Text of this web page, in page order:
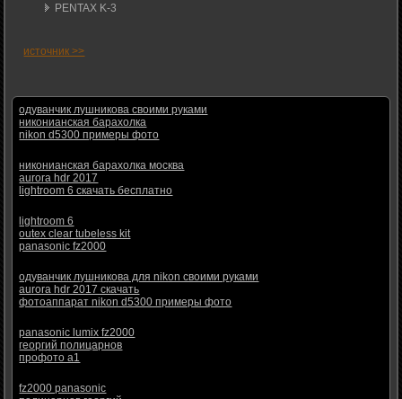
PENTAX K-3
источник >>
одуванчик лушникова своими руками
никонианская барахолка
nikon d5300 примеры фото
никонианская барахолка москва
aurora hdr 2017
lightroom 6 скачать бесплатно
lightroom 6
outex clear tubeless kit
panasonic fz2000
одуванчик лушникова для nikon своими руками
aurora hdr 2017 скачать
фотоаппарат nikon d5300 примеры фото
panasonic lumix fz2000
георгий полицарнов
профото а1
fz2000 panasonic